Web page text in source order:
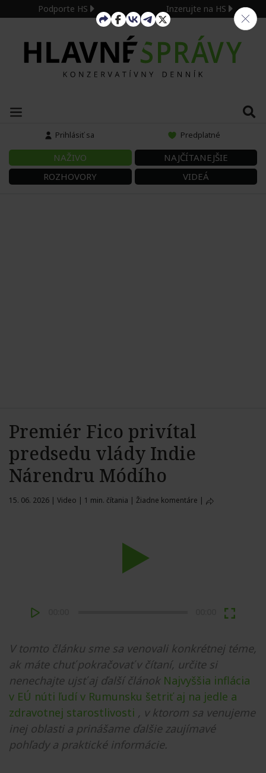
Podporte HS Inzerujte na HS
Prihlásiť sa Predplatné
NAŽIVO
NAJČÍTANEJŠIE
ROZHOVORY
VIDEÁ
Premiér Fico privítal
predsedu vlády Indie
Nárendru Módího
15. 06. 2026 | Video | 1 min. čítania | Žiadne komentáre |
V tomto článku sme sa venovali konkrétnej téme,
ak máte chuť pokračovať v čítaní, určite si
nenechajte ujsť aj ďalší článok Najvyššia inflácia
v EÚ núti ľudí v Rumunsku šetriť aj na jedle a
zdravotnej starostlivosti , v ktorom sa venujeme
inej oblasti a prinášame ďalšie zaujímavé
pohľady a praktické informácie.